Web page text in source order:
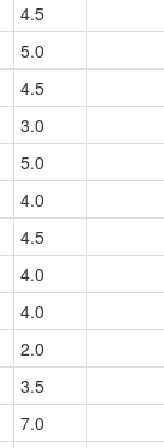
4.5
5.0
4.5
3.0
5.0
4.0
4.5
4.0
4.0
2.0
3.5
7.0